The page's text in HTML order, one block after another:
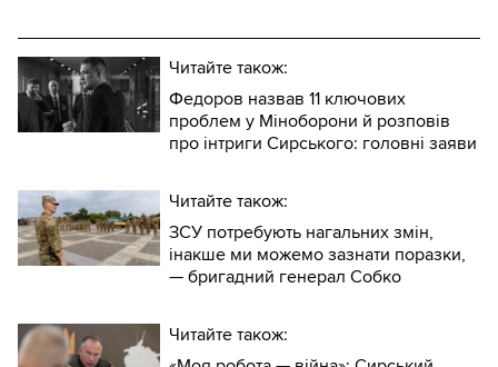
Читайте також:
Федоров назвав 11 ключових
проблем у Міноборони й розповів
про інтриги Сирського: головні заяви
Читайте також:
ЗСУ потребують нагальних змін,
інакше ми можемо зазнати поразки,
— бригадний генерал Собко
Читайте також: